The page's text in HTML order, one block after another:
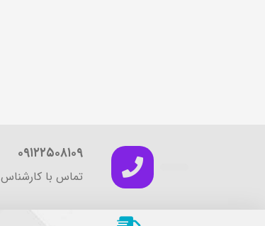
۰۹۱۲۲۵۰۸۱۰۹
تماس با کارشناس